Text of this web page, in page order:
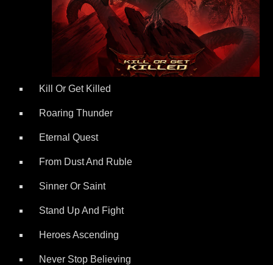
Kill Or Get Killed
Roaring Thunder
Eternal Quest
From Dust And Ruble
Sinner Or Saint
Stand Up And Fight
Heroes Ascending
Never Stop Believing